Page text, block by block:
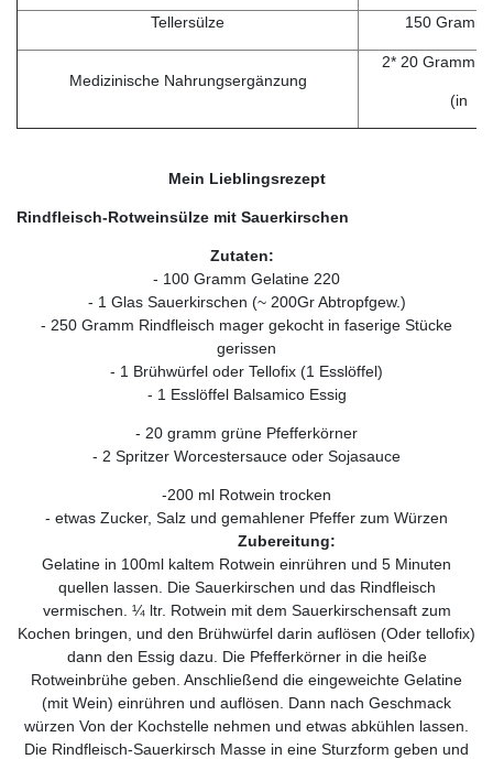
Tellersülze 150
Medizinische Nahrungsergänzung
2* 20 Gramm
(in
Mein Lieblingsrezept
Rindfleisch-Rotweinsülze mit Sauerkirschen
Zutaten:
- 100 Gramm Gelatine 220
- 1 Glas Sauerkirschen (~ 200Gr Abtropfgew.)
- 250 Gramm Rindfleisch mager gekocht in faserige Stücke
gerissen
- 1 Brühwürfel oder Tellofix (1 Esslöffel)
- 1 Esslöffel Balsamico Essig
- 20 gramm grüne Pfefferkörner
- 2 Spritzer Worcestersauce oder Sojasauce
-200 ml Rotwein trocken
- etwas Zucker, Salz und gemahlener Pfeffer zum Würzen
Zubereitung:
Gelatine in 100ml kaltem Rotwein einrühren und 5 Minuten
quellen lassen. Die Sauerkirschen und das Rindfleisch
vermischen. ¼ ltr. Rotwein mit dem Sauerkirschensaft zum
Kochen bringen, und den Brühwürfel darin auflösen (Oder tellofix)
dann den Essig dazu. Die Pfefferkörner in die heiße
Rotweinbrühe geben. Anschließend die eingeweichte Gelatine
(mit Wein) einrühren und auflösen. Dann nach Geschmack
würzen Von der Kochstelle nehmen und etwas abkühlen lassen.
Die Rindfleisch-Sauerkirsch Masse in eine Sturzform geben und